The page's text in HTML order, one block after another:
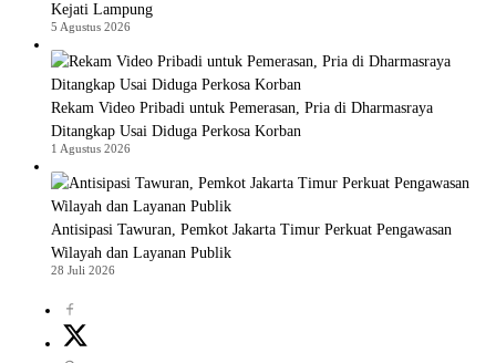
Kejati Lampung
5 Agustus 2026
Rekam Video Pribadi untuk Pemerasan, Pria di Dharmasraya
Ditangkap Usai Diduga Perkosa Korban
1 Agustus 2026
Antisipasi Tawuran, Pemkot Jakarta Timur Perkuat Pengawasan
Wilayah dan Layanan Publik
28 Juli 2026